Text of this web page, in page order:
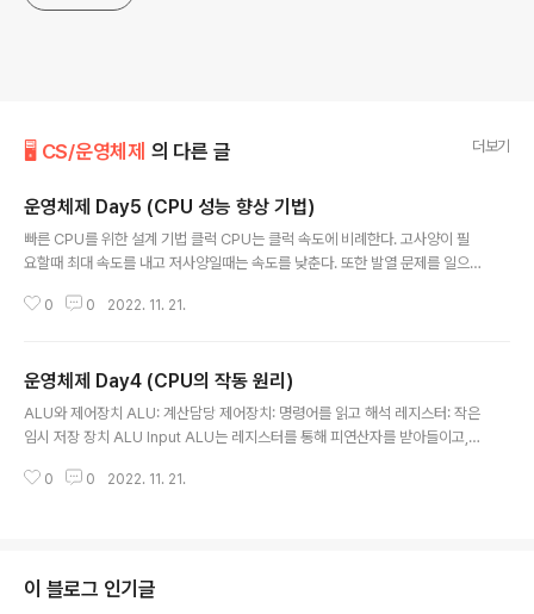
🖥 CS/운영체제 의 다른 글 더보기
운영체제 Day5 (CPU 성능 향상 기법)
빠른 CPU를 위한 설계 기법 클럭 CPU는 클럭 속도에 비례한다. 고사양이 필
요할때 최대 속도를 내고 저사양일때는 속도를 낮춘다. 또한 발열 문제를 일으
U의 연산 속도는 코어 수에 비례하여 증가 하지는 않는다. 중요한 것은 코어마
적으로 정의하면 &#39;하나의 코어가 동시에 처리하는 명령어 단위&#39;를
의미한다. 예를 들어 2코어 4스레드 CPU는 아래 그림처럼 명령어를 실행하는
부품을 두 개 포함하고, 한 번에 네 개의 명령어를 처리할 수 있는 CPU를 의미
0 0 2022. 11. 21.
운영체제 Day4 (CPU의 작동 원리)
ALU와 제어장치 ALU: 계산담당 제어장치: 명령어를 읽고 해석 레지스터: 작은
임시 저장 장치 ALU Input ALU는 레지스터를 통해 피연산자를 받아들이고,
산을 수행한 결과는 특정 숫자나 문자가 될 수 있고, 메모리 조수가 될 수도 있
용된다.(플래그 레지스터에 저장) 제어장치 제어장치는 클럭 신호를 받아들인다
클럭이란 컴퓨터의 모든 부품을 일사불란하게 움직일 수 있게 하는 시간 단위
0 0 2022. 11. 21.
이 블로그 인기글